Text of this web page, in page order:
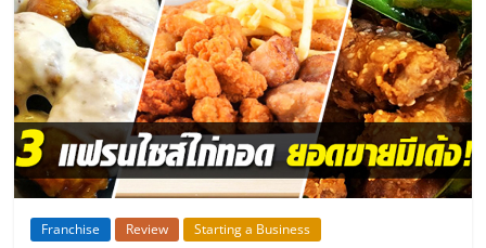
ประเทศไทย,
ThaiSMEsCenter,
รวม
ธุรกิจ
Franchise Review Starting a Business